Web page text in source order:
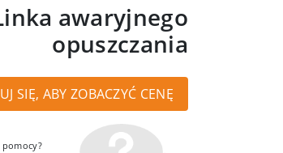
awaryjnego
opuszczania
SIĘ, ABY ZOBACZYĆ CENĘ
pomocy?